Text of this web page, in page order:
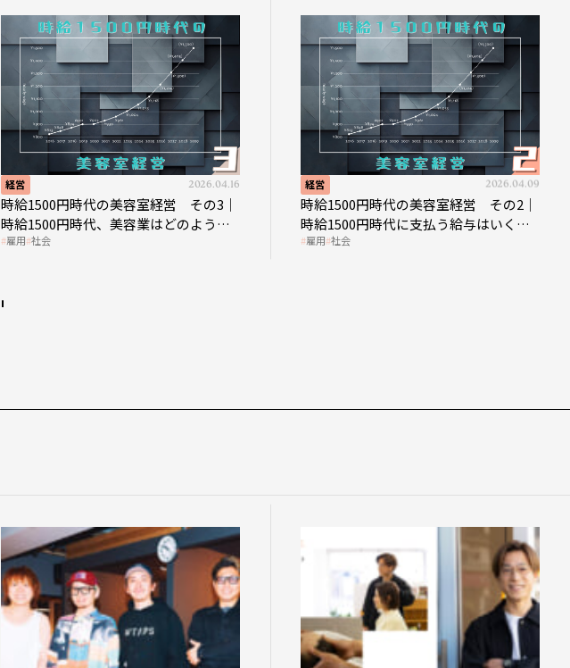
経営 2026.04.16
時給1500円時代の美容室経営 その3｜
時給1500円時代、美容業はどのような
影響を受けるのか？
雇用 社会
経営 2026.04.09
時給1500円時代の美容室経営 その2｜
時給1500円時代に支払う給与はいくら
なのか
雇用 社会